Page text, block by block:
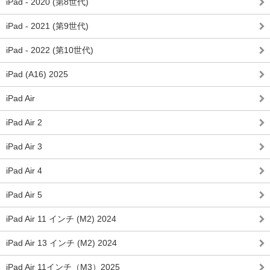
iPad - 2021 (第9世代)
iPad - 2022 (第10世代)
iPad (A16) 2025
iPad Air
iPad Air 2
iPad Air 3
iPad Air 4
iPad Air 5
iPad Air 11 インチ (M2) 2024
iPad Air 13 インチ (M2) 2024
iPad Air 11インチ（M3）2025